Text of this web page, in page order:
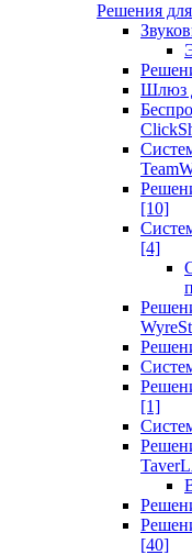
Решения
Шлюз
[10]
[4]
[1]
[40]